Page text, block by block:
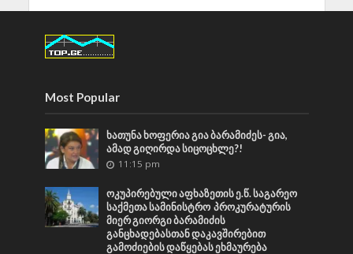
Most Popular
ხათუნა ხოფერია გია ბარამიძეს- გია,
ამად გიღირდა სიცოცხლე?!
11:15 pm
ოკუპირებული აფხაზეთის ე.წ. საგარეო
საქმეთა სამინისტრო პროკურატურის
მიერ გიორგი ბარამიძის
განცხადებასთან დაკავშირებით
გამოძიების დაწყებას ეხმაურება